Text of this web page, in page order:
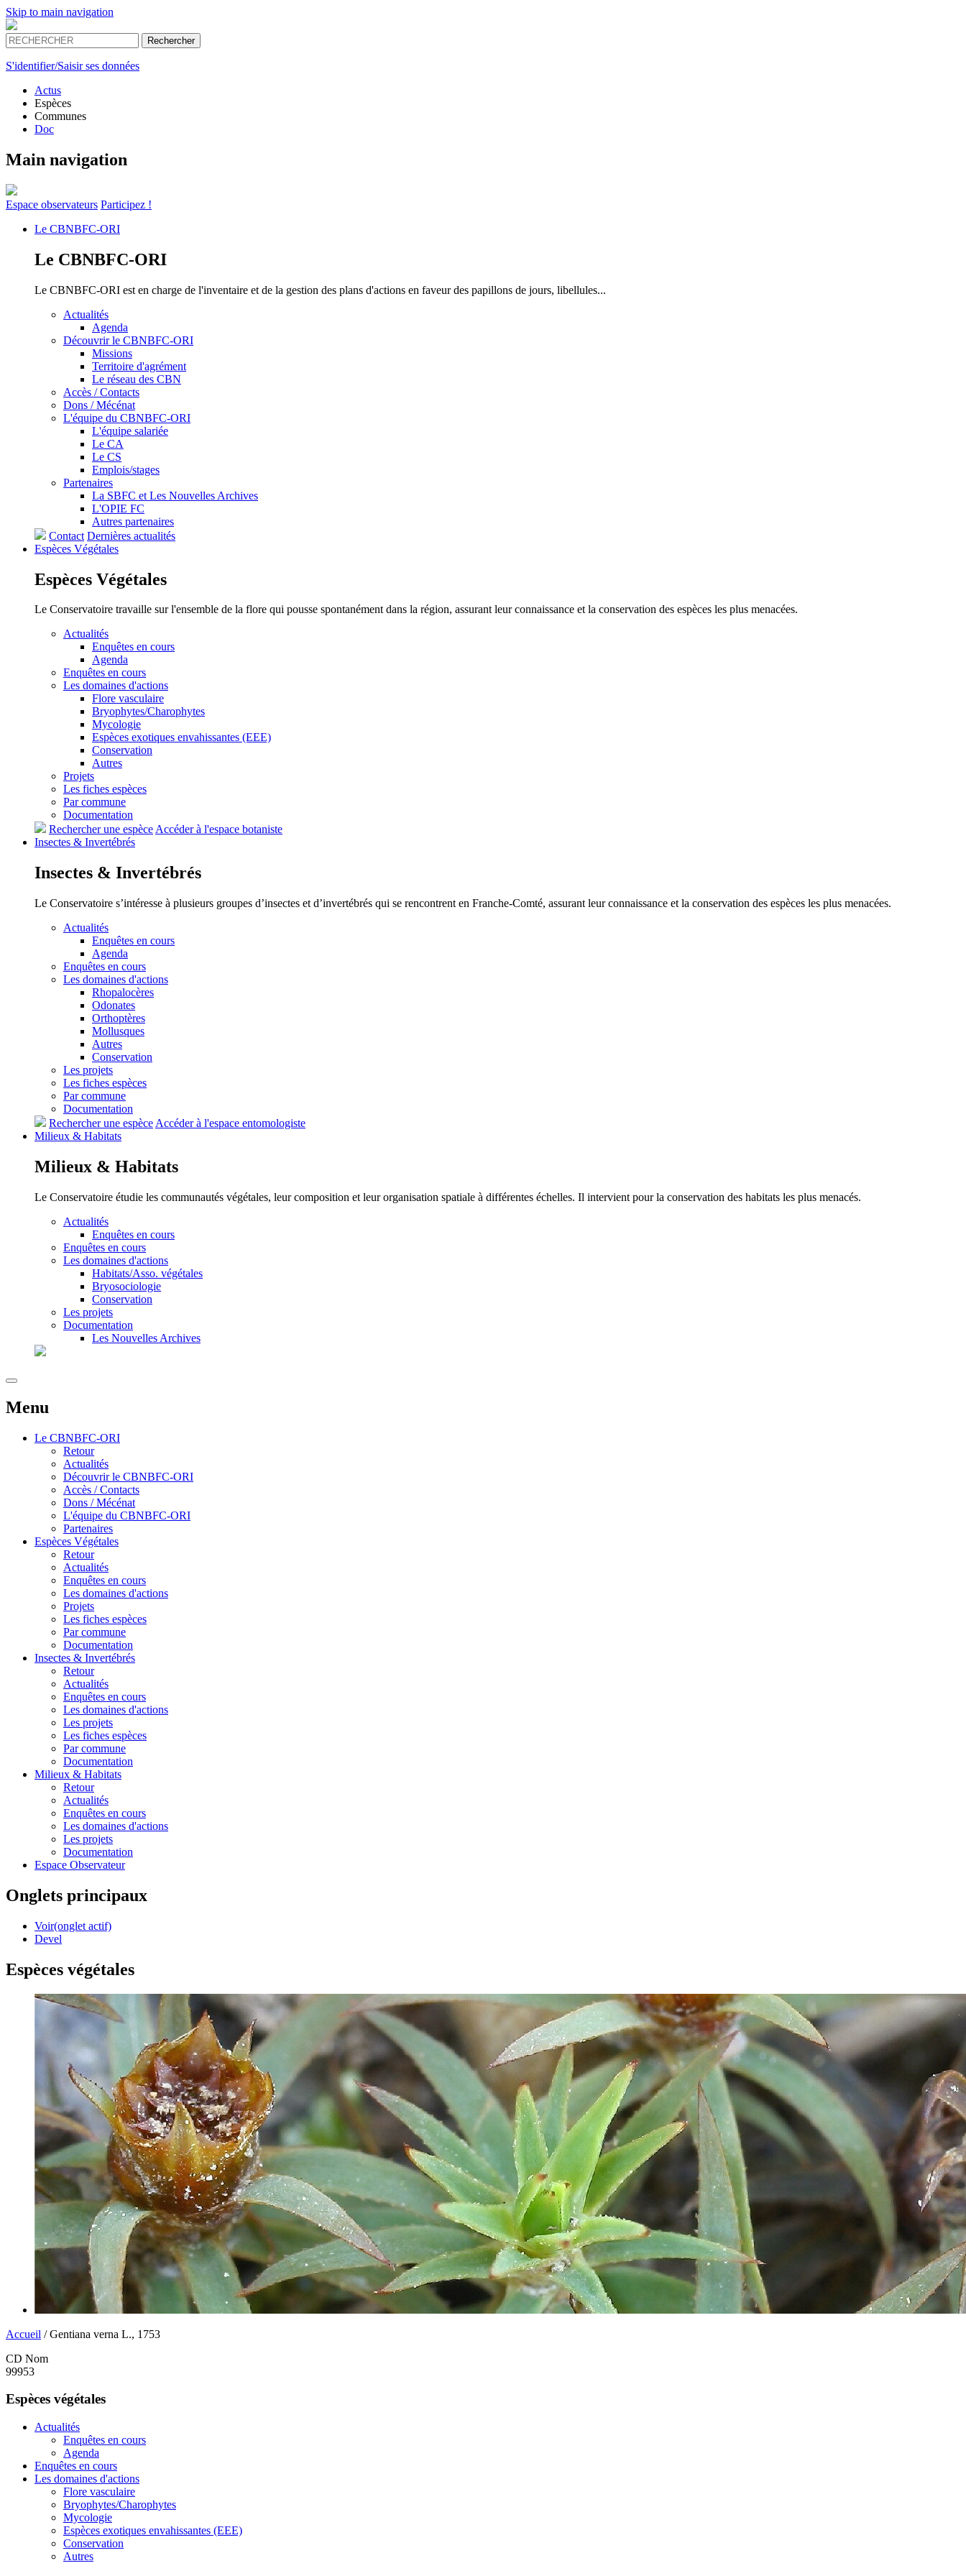
Skip to main navigation
S'identifier/Saisir ses données
Actus
Espèces
Communes
Doc
Main navigation
Espace observateurs Participez !
Le CBNBFC-ORI
Le CBNBFC-ORI
Le CBNBFC-ORI est en charge de l'inventaire et de la gestion des plans d'actions en faveur des papillons de jours, libellules...
Actualités
Agenda
Découvrir le CBNBFC-ORI
Missions
Territoire d'agrément
Le réseau des CBN
Accès / Contacts
Dons / Mécénat
L'équipe du CBNBFC-ORI
L'équipe salariée
Le CA
Le CS
Emplois/stages
Partenaires
La SBFC et Les Nouvelles Archives
L'OPIE FC
Autres partenaires
Contact Dernières actualités
Espèces Végétales
Espèces Végétales
Le Conservatoire travaille sur l'ensemble de la flore qui pousse spontanément dans la région, assurant leur connaissance et la conservation des espèces les plus menacées.
Actualités
Enquêtes en cours
Agenda
Enquêtes en cours
Les domaines d'actions
Flore vasculaire
Bryophytes/Charophytes
Mycologie
Espèces exotiques envahissantes (EEE)
Conservation
Autres
Projets
Les fiches espèces
Par commune
Documentation
Rechercher une espèceAccéder à l'espace botaniste
Insectes & Invertébrés
Insectes & Invertébrés
Le Conservatoire s’intéresse à plusieurs groupes d’insectes et d’invertébrés qui se rencontrent en Franche-Comté, assurant leur connaissance et la conservation des espèces les plus menacées.
Actualités
Enquêtes en cours
Agenda
Enquêtes en cours
Les domaines d'actions
Rhopalocères
Odonates
Orthoptères
Mollusques
Autres
Conservation
Les projets
Les fiches espèces
Par commune
Documentation
Rechercher une espèce Accéder à l'espace entomologiste
Milieux & Habitats
Milieux & Habitats
Le Conservatoire étudie les communautés végétales, leur composition et leur organisation spatiale à différentes échelles. Il intervient pour la conservation des habitats les plus menacés.
Actualités
Enquêtes en cours
Enquêtes en cours
Les domaines d'actions
Habitats/Asso. végétales
Bryosociologie
Conservation
Les projets
Documentation
Les Nouvelles Archives
Menu
Le CBNBFC-ORI
Retour
Actualités
Découvrir le CBNBFC-ORI
Accès / Contacts
Dons / Mécénat
L'équipe du CBNBFC-ORI
Partenaires
Espèces Végétales
Retour
Actualités
Enquêtes en cours
Les domaines d'actions
Projets
Les fiches espèces
Par commune
Documentation
Insectes & Invertébrés
Retour
Actualités
Enquêtes en cours
Les domaines d'actions
Les projets
Les fiches espèces
Par commune
Documentation
Milieux & Habitats
Retour
Actualités
Enquêtes en cours
Les domaines d'actions
Les projets
Documentation
Espace Observateur
Onglets principaux
Voir(onglet actif)
Devel
Espèces végétales
Accueil / Gentiana verna L., 1753
CD Nom
99953
Espèces végétales
Actualités
Enquêtes en cours
Agenda
Enquêtes en cours
Les domaines d'actions
Flore vasculaire
Bryophytes/Charophytes
Mycologie
Espèces exotiques envahissantes (EEE)
Conservation
Autres